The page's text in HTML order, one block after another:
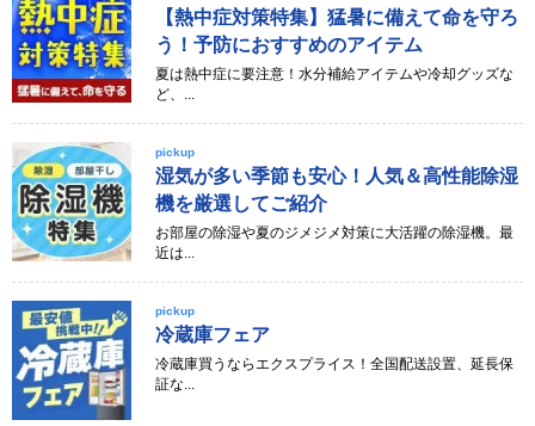
【熱中症対策特集】猛暑に備えて命を守ろ
う！予防におすすめのアイテム
夏は熱中症に要注意！水分補給アイテムや冷却グッズな
ど、...
pickup
湿気が多い季節も安心！人気＆高性能除湿
機を厳選してご紹介
お部屋の除湿や夏のジメジメ対策に大活躍の除湿機。最
近は...
pickup
冷蔵庫フェア
冷蔵庫買うならエクスプライス！全国配送設置、延長保
証な...